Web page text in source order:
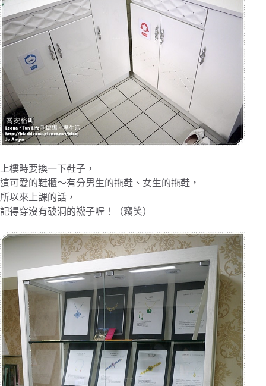
上樓時要換一下鞋子，
這可愛的鞋櫃～有分男生的拖鞋、女生的拖鞋，
所以來上課的話，
記得穿沒有破洞的襪子喔！（竊笑）